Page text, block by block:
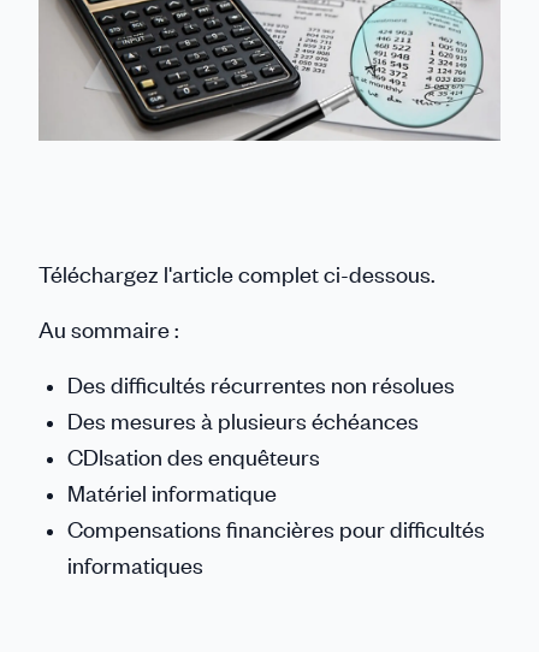
Téléchargez l'article complet ci-dessous.
Au sommaire :
Des difficultés récurrentes non résolues
Des mesures à plusieurs échéances
CDIsation des enquêteurs
Matériel informatique
Compensations financières pour difficultés
informatiques